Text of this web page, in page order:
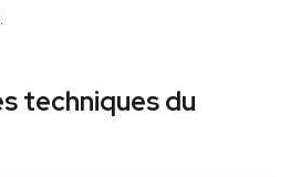
techniques du